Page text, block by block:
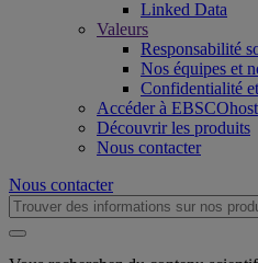
Linked Data
Valeurs
Responsabilité
Nos équipes et
Confidentialité
Accéder à EBSCOhost
Découvrir les produits
Nous contacter
Nous contacter